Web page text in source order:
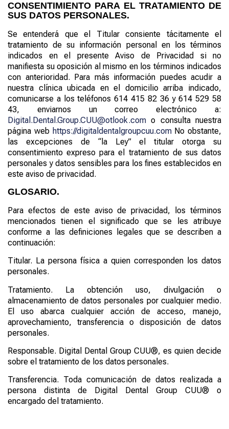
CONSENTIMIENTO PARA EL TRATAMIENTO DE
SUS DATOS PERSONALES.
Se entenderá que el Titular consiente tácitamente el
tratamiento de su información personal en los términos
indicados en el presente Aviso de Privacidad si no
manifiesta su oposición al mismo en los términos indicados
con anterioridad. Para más información puedes acudir a
nuestra clínica ubicada en el domicilio arriba indicado,
comunicarse a los teléfonos 614 415 82 36 y 614 529 58
43, enviarnos un correo electrónico a:
Digital.Dental.Group.CUU@otlook.com o consulta nuestra
página web https://digitaldentalgroupcuu.comNo obstante,
las excepciones de “la Ley” el titular otorga su
consentimiento expreso para el tratamiento de sus datos
personales y datos sensibles para los fines establecidos en
este aviso de privacidad.
GLOSARIO.
Para efectos de este aviso de privacidad, los términos
mencionados tienen el significado que se les atribuye
conforme a las definiciones legales que se describen a
continuación:
Titular. La persona física a quien corresponden los datos
personales.
Tratamiento. La obtención uso, divulgación o
almacenamiento de datos personales por cualquier medio.
El uso abarca cualquier acción de acceso, manejo,
aprovechamiento, transferencia o disposición de datos
personales.
Responsable. Digital Dental Group CUU®, es quien decide
sobre el tratamiento de los datos personales.
Transferencia. Toda comunicación de datos realizada a
persona distinta de Digital Dental Group CUU® o
encargado del tratamiento.